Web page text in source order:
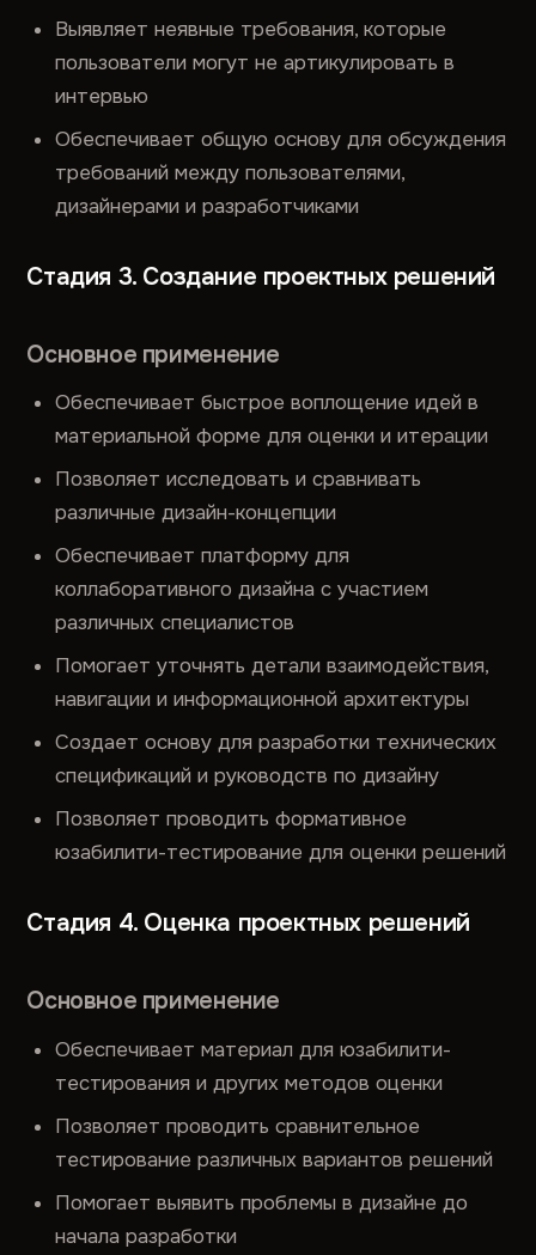
Выявляет неявные требования, которые
пользователи могут не артикулировать в
интервью
Обеспечивает общую основу для обсуждения
требований между пользователями,
дизайнерами и разработчиками
Стадия 3. Создание проектных решений
Основное применение
Обеспечивает быстрое воплощение идей в
материальной форме для оценки и итерации
Позволяет исследовать и сравнивать
различные дизайн-концепции
Обеспечивает платформу для
коллаборативного дизайна с участием
различных специалистов
Помогает уточнять детали взаимодействия,
навигации и информационной архитектуры
Создает основу для разработки технических
спецификаций и руководств по дизайну
Позволяет проводить формативное
юзабилити-тестирование для оценки решений
Стадия 4. Оценка проектных решений
Основное применение
Обеспечивает материал для юзабилити-
тестирования и других методов оценки
Позволяет проводить сравнительное
тестирование различных вариантов решений
Помогает выявить проблемы в дизайне до
начала разработки